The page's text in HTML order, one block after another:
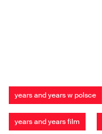
years and years w polsce
years and years film